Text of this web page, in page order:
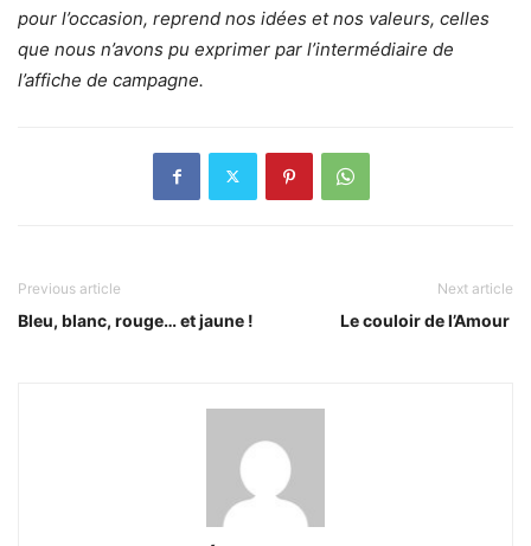
pour l’occasion, reprend nos idées et nos valeurs, celles
que nous n’avons pu exprimer par l’intermédiaire de
l’affiche de campagne.
Previous article
Bleu, blanc, rouge… et jaune !
Next article
Le couloir de l’Amour